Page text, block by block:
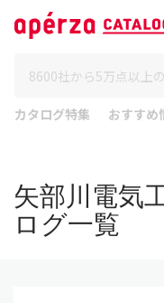
カタログ特集 おすすめ
矢部川電気
ログ一覧